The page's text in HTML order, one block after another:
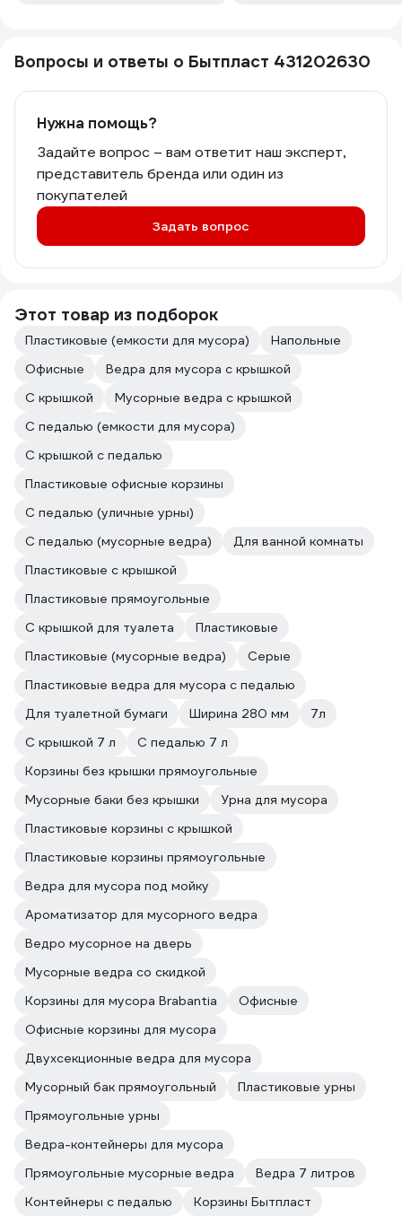
Вопросы и ответы о Бытпласт 431202630
Нужна помощь?
Задайте вопрос – вам ответит наш эксперт,
представитель бренда или один из
покупателей
Задать вопрос
Этот товар из подборок
Пластиковые (емкости для мусора)
Напольные
Офисные
Ведра для мусора с крышкой
С крышкой
Мусорные ведра с крышкой
С педалью (емкости для мусора)
С крышкой с педалью
Пластиковые офисные корзины
С педалью (уличные урны)
С педалью (мусорные ведра)
Для ванной комнаты
Пластиковые с крышкой
Пластиковые прямоугольные
С крышкой для туалета
Пластиковые
Пластиковые (мусорные ведра)
Серые
Пластиковые ведра для мусора с педалью
Для туалетной бумаги
Ширина 280 мм
7л
С крышкой 7 л
С педалью 7 л
Корзины без крышки прямоугольные
Мусорные баки без крышки
Урна для мусора
Пластиковые корзины с крышкой
Пластиковые корзины прямоугольные
Ведра для мусора под мойку
Ароматизатор для мусорного ведра
Ведро мусорное на дверь
Мусорные ведра со скидкой
Корзины для мусора Brabantia
Офисные
Офисные корзины для мусора
Двухсекционные ведра для мусора
Мусорный бак прямоугольный
Пластиковые урны
Прямоугольные урны
Ведра-контейнеры для мусора
Прямоугольные мусорные ведра
Ведра 7 литров
Контейнеры с педалью
Корзины Бытпласт